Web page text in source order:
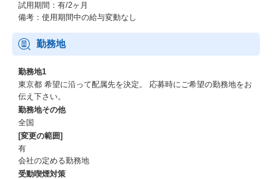
試用期間：有/2ヶ月
備考：使用期間中の給与変動なし
勤務地
勤務地1
東京都 希望に沿って配属先を決定。 応募時にご希望の勤務地をお
伝え下さい。
勤務地その他
全国
[変更の範囲]
有
会社の定める勤務地
受動喫煙対策